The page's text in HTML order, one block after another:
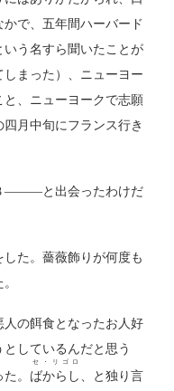
で、五年間ハーバード
う名すら聞いたことが
まった）、ニューヨー
、ニューヨークで志願
月中旬にフランス行き
―――と出会ったわけだ
た。薔薇飾りが何度も
の餌食となったお人好
しているんだと思う
。 ばからし
セ・リゴロ
、と独り言